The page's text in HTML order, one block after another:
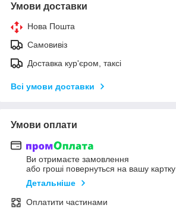
Умови доставки
Нова Пошта
Самовивіз
Доставка кур'єром, таксі
Всі умови доставки
Умови оплати
Ви отримаєте замовлення
або гроші повернуться на вашу картку
Детальніше
Оплатити частинами